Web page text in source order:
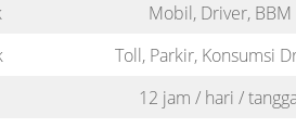
Mobil, Driver, BBM
Toll, Parkir, Konsumsi
12 jam / hari /